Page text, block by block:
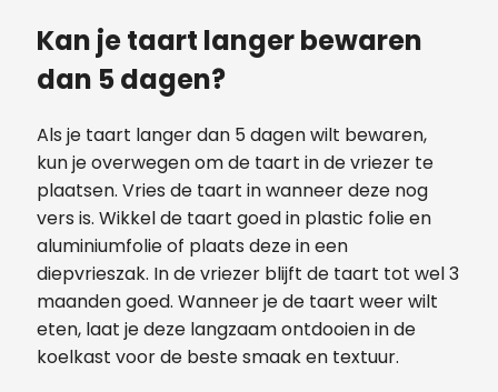
Kan je taart langer bewaren
dan 5 dagen?
Als je taart langer dan 5 dagen wilt bewaren,
kun je overwegen om de taart in de vriezer te
plaatsen. Vries de taart in wanneer deze nog
vers is. Wikkel de taart goed in plastic folie en
aluminiumfolie of plaats deze in een
diepvrieszak. In de vriezer blijft de taart tot wel 3
maanden goed. Wanneer je de taart weer wilt
eten, laat je deze langzaam ontdooien in de
koelkast voor de beste smaak en textuur.